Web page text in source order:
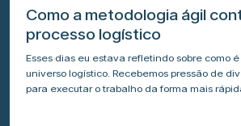
Como a metodologia ágil
processo logístico
Esses dias eu estava refletindo sobre como
universo logístico. Recebemos pressão de
para executar o trabalho da forma mais